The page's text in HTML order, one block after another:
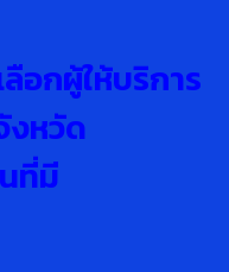
อกผู้ให้บริการ
งหวัด
ที่มี